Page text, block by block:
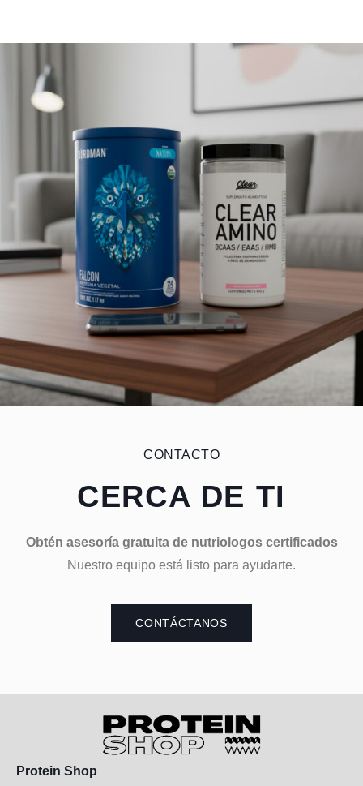
CONTACTO
CERCA DE TI
Obtén asesoría gratuita de nutriologos certificados
Nuestro equipo está listo para ayudarte.
CONTÁCTANOS
Protein Shop